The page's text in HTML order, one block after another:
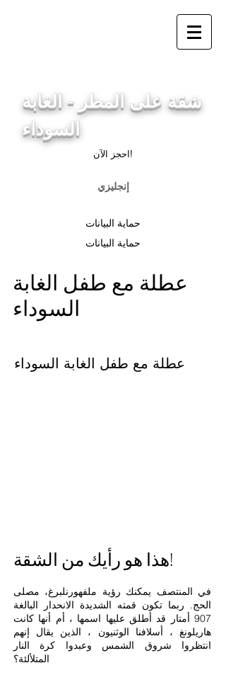
احجز الآن!
شقة على المطر - الغابة
السوداء
إنجليزي
حماية البيانات
حماية البيانات
عطلة مع طفل الغابة
السوداء
هذا هو رأيك من الشقة!
في المنتصف يمكنك رؤية ملفهورنلبرغ، مصلى
الحج. ربما تكون قمته الشديدة الانحدار البالغة
907 أمتار قد أطلق عليها اسمها ، أم أنها كانت
هاريلونغ ، أسلافنا الوثنيون ، الذين يقال إنهم
انتظروا شروق الشمس وعبدوا كرة النار
المتلألئة؟
عطلة مع طفل الغابة السوداء